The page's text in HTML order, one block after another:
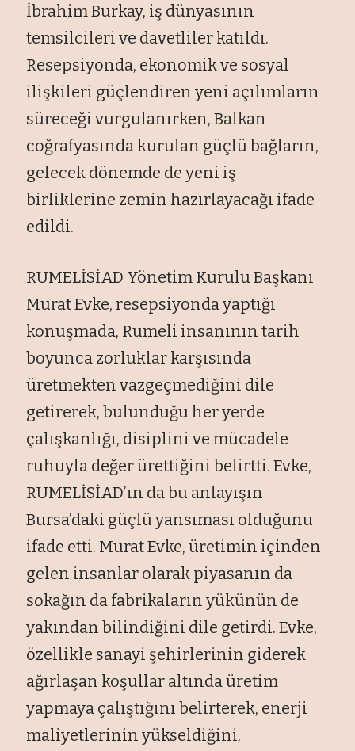
İbrahim Burkay, iş dünyasının
temsilcileri ve davetliler katıldı.
Resepsiyonda, ekonomik ve sosyal
ilişkileri güçlendiren yeni açılımların
süreceği vurgulanırken, Balkan
coğrafyasında kurulan güçlü bağların,
gelecek dönemde de yeni iş
birliklerine zemin hazırlayacağı ifade
edildi.
RUMELİSİAD Yönetim Kurulu Başkanı
Murat Evke, resepsiyonda yaptığı
konuşmada, Rumeli insanının tarih
boyunca zorluklar karşısında
üretmekten vazgeçmediğini dile
getirerek, bulunduğu her yerde
çalışkanlığı, disiplini ve mücadele
ruhuyla değer ürettiğini belirtti. Evke,
RUMELİSİAD’ın da bu anlayışın
Bursa’daki güçlü yansıması olduğunu
ifade etti. Murat Evke, üretimin içinden
gelen insanlar olarak piyasanın da
sokağın da fabrikaların yükünün de
yakından bilindiğini dile getirdi. Evke,
özellikle sanayi şehirlerinin giderek
ağırlaşan koşullar altında üretim
yapmaya çalıştığını belirterek, enerji
maliyetlerinin yükseldiğini,